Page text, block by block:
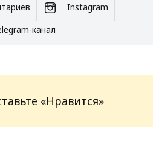
Instagram
канал
«Нравится»